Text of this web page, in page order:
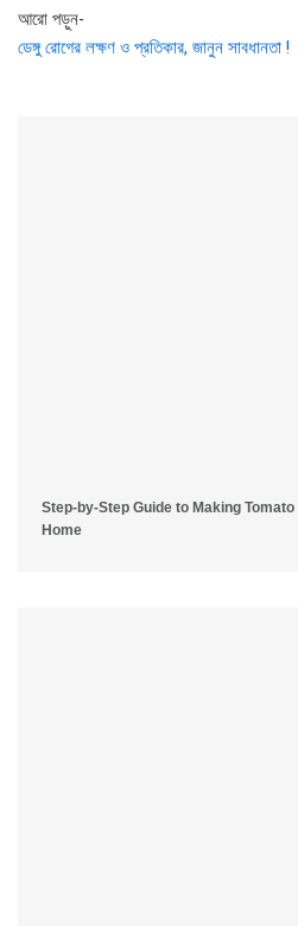
আরো পড়ুন-
ডেঙ্গু রোগের লক্ষণ ও প্রতিকার, জানুন সাবধানতা !
Step-by-Step Guide to Making
Home